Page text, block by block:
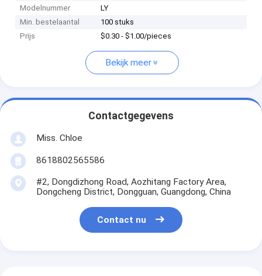
Modelnummer
LY
Min. bestelaantal
100 stuks
Prijs
$0.30 - $1.00/pieces
Bekijk meer
Contactgegevens
Miss. Chloe
8618802565586
#2, Dongdizhong Road, Aozhitang Factory Area,
Dongcheng District, Dongguan, Guangdong, China
Contact nu